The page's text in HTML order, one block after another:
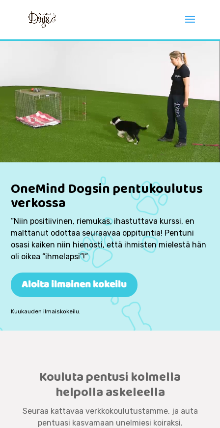
Video
OneMind Dogsin pentukoulutus
verkossa
”Niin positiivinen, riemukas, ihastuttava kurssi, en
malttanut odottaa seuraavaa oppituntia! Pentuni
osasi kaiken niin hienosti, että ihmisten mielestä hän
oli oikea “ihmelapsi”!”
Aloita ilmainen kokeilu
Kuukauden ilmaiskokeilu.
Kouluta pentusi kolmella
helpolla askeleella
Seuraa kattavaa verkkokoulutustamme, ja auta
pentuasi kasvamaan unelmiesi koiraksi.